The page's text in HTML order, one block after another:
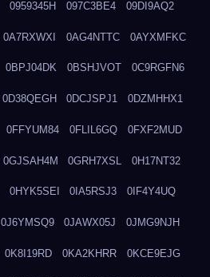
0959345H 097C3BE4 09DI9AQ2
0A7RXWXI 0AG4NTTC 0AYXMFKC
0BPJ04DK 0BSHJVOT 0C9RGFN6
0D38QEGH 0DCJSPJ1 0DZMHHX1
0FFYUM84 0FLIL6GQ 0FXF2MUD
0GJSAH4M 0GRH7XSL 0H17NT32
0HYK5SEI 0IA5RSJ3 0IF4Y4UQ
0J6YMSQ9 0JAWX05J 0JMG9NJH
0K8I19RD 0KA2KHRR 0KCE9EJG